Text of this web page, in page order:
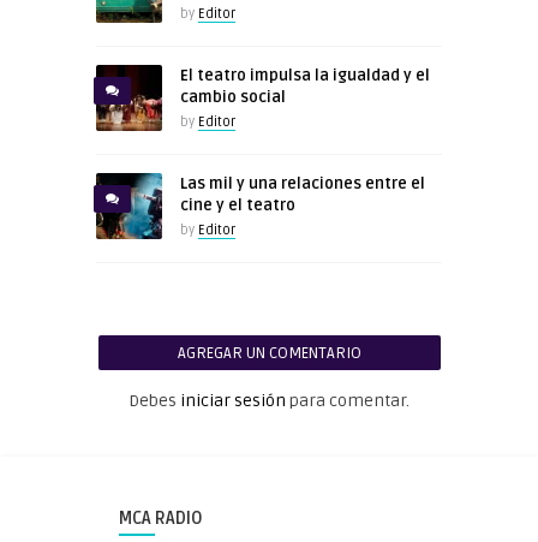
by Editor
El teatro impulsa la igualdad y el
cambio social
by Editor
Las mil y una relaciones entre el
cine y el teatro
by Editor
AGREGAR UN COMENTARIO
Debes iniciar sesión para comentar.
MCA RADIO